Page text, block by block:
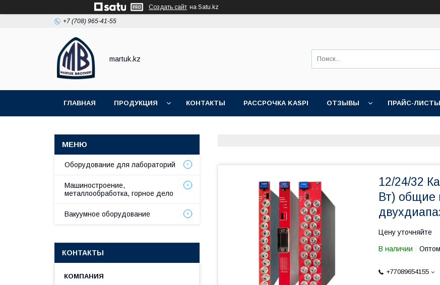
Создать сайт на Satu.kz
+7 (708) 965-41-55
martuk.kz
ГЛАВНАЯ ПРОДУКЦИЯ КОНТАКТЫ РАССРОЧКА KASPI ОТЗЫВЫ ПРАЙС-
12/24/32
Вт) общие
Цену уточняйте
В наличии
+77089654155
Оборудование для лабораторий
Машиностроение,
металлообработка, горное дело
Вакуумное оборудование
КОНТАКТЫ